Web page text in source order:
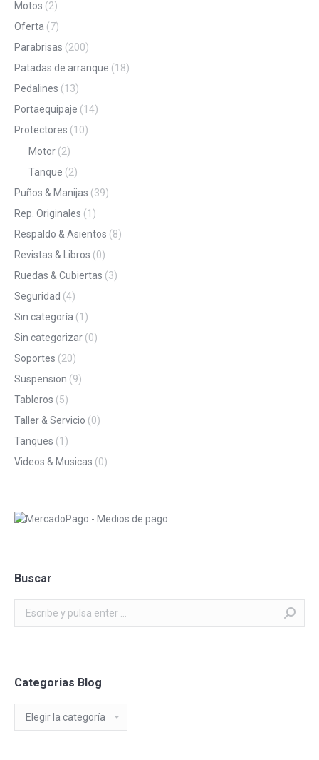
Motos (2)
Oferta (7)
Parabrisas (200)
Patadas de arranque (18)
Pedalines (13)
Portaequipaje (14)
Protectores (10)
Motor (2)
Tanque (2)
Puños & Manijas (39)
Rep. Originales (1)
Respaldo & Asientos (8)
Revistas & Libros (0)
Ruedas & Cubiertas (3)
Seguridad (4)
Sin categoría (1)
Sin categorizar (0)
Soportes (20)
Suspension (9)
Tableros (5)
Taller & Servicio (0)
Tanques (1)
Videos & Musicas (0)
Buscar
Categorias Blog
Blog